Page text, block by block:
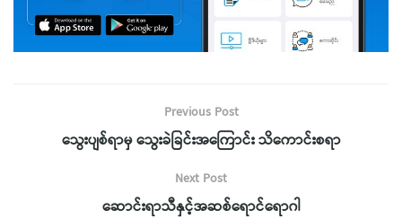
Previous Post
သွေးပျစ်ရာမှ သွေးခဲခြင်းအကြောင်း သိကောင်းစရာ
Next Post
ဆောင်းရာသီနှင့်အဆစ်ရောင်ရောဂါ